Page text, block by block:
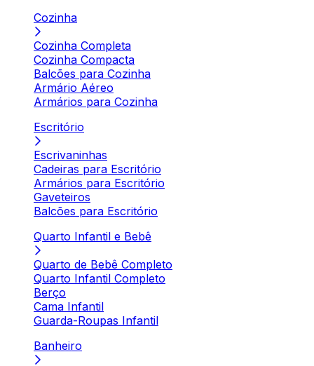
Cozinha
Cozinha Completa
Cozinha Compacta
Balcões para Cozinha
Armário Aéreo
Armários para Cozinha
Escritório
Escrivaninhas
Cadeiras para Escritório
Armários para Escritório
Gaveteiros
Balcões para Escritório
Quarto Infantil e Bebê
Quarto de Bebê Completo
Quarto Infantil Completo
Berço
Cama Infantil
Guarda-Roupas Infantil
Banheiro